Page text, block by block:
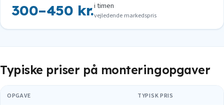
300–450 kr.i timen
vejledende markedspris
Typiske priser på monteringopgaver
OPGAVE TYPISK PRIS